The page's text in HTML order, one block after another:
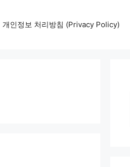
개인정보 처리방침 (Privacy Policy)